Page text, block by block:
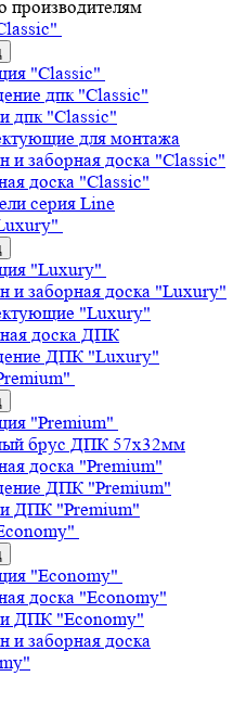
производителям
"Classic"
дпк "Classic"
дпк "Classic"
для монтажа
и заборная доска "Classic"
доска "Classic"
серия Line
"Luxury"
и заборная доска "Luxury"
"Luxury"
доска ДПК
ДПК "Luxury"
"Premium"
брус ДПК 57х32мм
доска "Premium"
ДПК "Premium"
ДПК "Premium"
"Economy"
доска "Economy"
ДПК "Economy"
и заборная доска